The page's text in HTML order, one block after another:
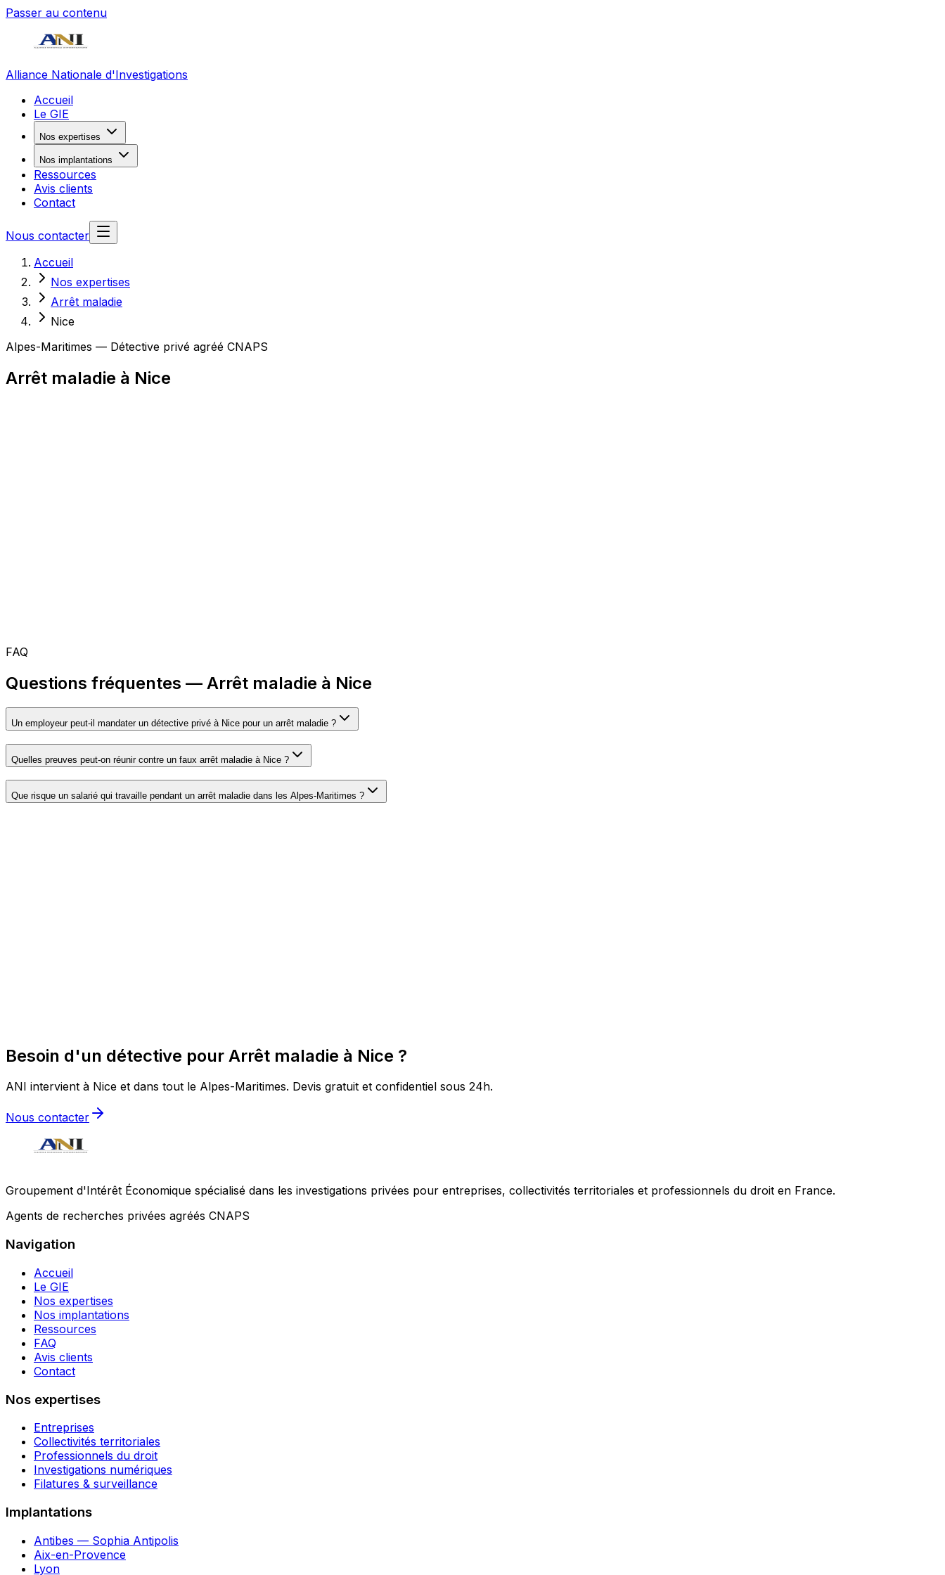
Passer au contenu
Alliance Nationale d'Investigations
Accueil
Le GIE
Nos expertises
Nos implantations
Ressources
Avis clients
Contact
Nous contacter
Accueil
Nos expertises
Arrêt maladie
Nice
Alpes-Maritimes — Détective privé agréé CNAPS
Arrêt maladie à Nice
FAQ
Questions fréquentes — Arrêt maladie à Nice
Un employeur peut-il mandater un détective privé à Nice pour un arrêt maladie ?
Quelles preuves peut-on réunir contre un faux arrêt maladie à Nice ?
Que risque un salarié qui travaille pendant un arrêt maladie dans les Alpes-Maritimes ?
Besoin d'un détective pour Arrêt maladie à Nice ?
ANI intervient à Nice et dans tout le Alpes-Maritimes. Devis gratuit et confidentiel sous 24h.
Nous contacter
Groupement d'Intérêt Économique spécialisé dans les investigations privées pour entreprises, collectivités territoriales et professionnels du droit en France.
Agents de recherches privées agréés CNAPS
Navigation
Accueil
Le GIE
Nos expertises
Nos implantations
Ressources
FAQ
Avis clients
Contact
Nos expertises
Entreprises
Collectivités territoriales
Professionnels du droit
Investigations numériques
Filatures & surveillance
Implantations
Antibes — Sophia Antipolis
Aix-en-Provence
Lyon